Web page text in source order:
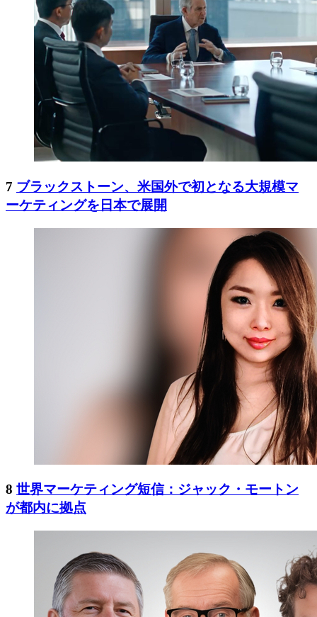
7 ブラックストーン、米国外で初となる大規模マ
ーケティングを日本で展開
8 世界マーケティング短信：ジャック・モートン
が都内に拠点